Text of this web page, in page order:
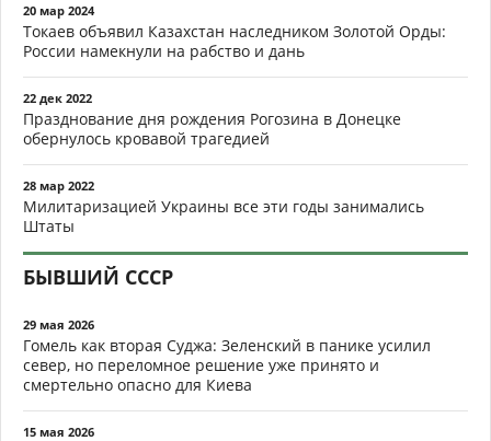
20 мар 2024
Токаев объявил Казахстан наследником Золотой Орды:
России намекнули на рабство и дань
22 дек 2022
Празднование дня рождения Рогозина в Донецке
обернулось кровавой трагедией
28 мар 2022
Милитаризацией Украины все эти годы занимались
Штаты
БЫВШИЙ СССР
29 мая 2026
Гомель как вторая Суджа: Зеленский в панике усилил
север, но переломное решение уже принято и
смертельно опасно для Киева
15 мая 2026